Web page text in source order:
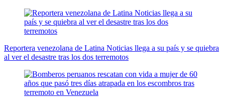
Reportera venezolana de Latina Noticias llega a su país y se quiebra
al ver el desastre tras los dos terremotos